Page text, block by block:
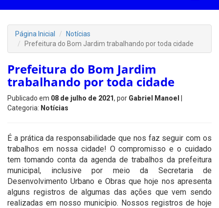
Página Inicial
Notícias
Prefeitura do Bom Jardim trabalhando por toda cidade
Prefeitura do Bom Jardim
trabalhando por toda cidade
Publicado em 08 de julho de 2021, por Gabriel Manoel
Categoria: Notícias
É a prática da responsabilidade que nos faz seguir com os
trabalhos em nossa cidade! O compromisso e o cuidado
tem tomando conta da agenda de trabalhos da prefeitura
municipal, inclusive por meio da Secretaria de
Desenvolvimento Urbano e Obras que hoje nos apresenta
alguns registros de algumas das ações que vem sendo
realizadas em nosso município. Nossos registros de hoje